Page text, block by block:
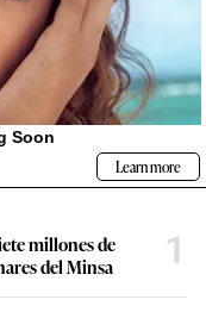
millones de
del Minsa
1